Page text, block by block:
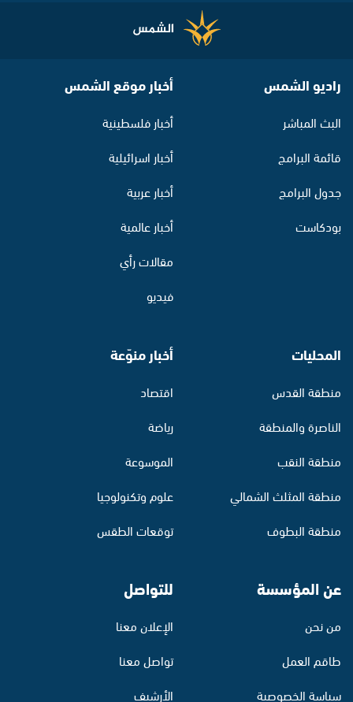
راديو الشمس
البث المباشر
قائمة البرامج
جدول البرامج
بودكاست
أخبار موقع الشمس
أخبار فلسطينية
أخبار اسرائيلية
أخبار عربية
أخبار عالمية
مقالات رأي
فيديو
المحليات
منطقة القدس
الناصرة والمنطقة
منطقة النقب
منطقة المثلث الشمالي
منطقة البطوف
أخبار منوّعة
اقتصاد
رياضة
الموسوعة
علوم وتكنولوجيا
توقعات الطقس
عن المؤسسة
من نحن
طاقم العمل
سياسة الخصوصية
للتواصل
الإعلان معنا
تواصل معنا
الأرشيف